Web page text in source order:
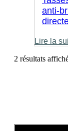
anti-
Lire la
2 résultats